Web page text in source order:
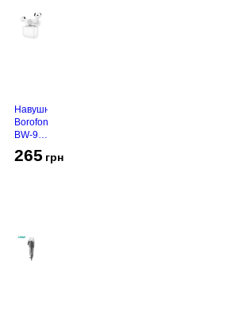
Навушники
Borofone
BW-94
265 грн